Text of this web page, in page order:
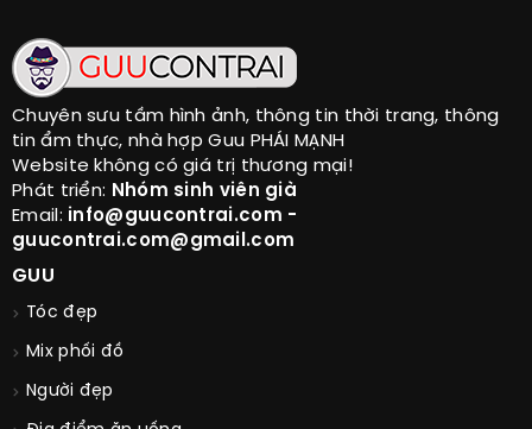
Chuyên sưu tầm hình ảnh, thông tin thời trang, thông
tin ẩm thực, nhà hợp Guu PHÁI MẠNH
Website không có giá trị thương mại!
Email:info@guucontrai.com -
guucontrai.com@gmail.com